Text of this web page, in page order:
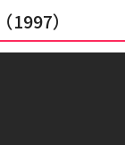
1997）